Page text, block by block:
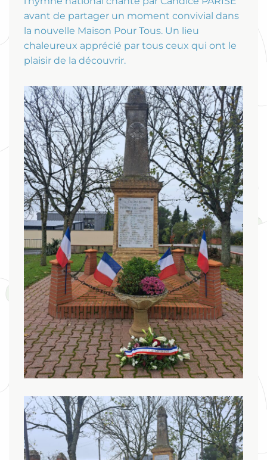
avant de partager un moment convivial dans
la nouvelle Maison Pour Tous. Un lieu
chaleureux apprécié par tous ceux qui ont le
plaisir de la découvrir.